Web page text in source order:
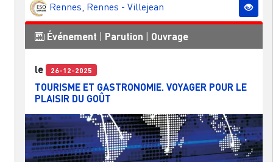
Rennes, Rennes - Villejean
Événement Parution Ouvrage
le 26-12-2025
TOURISME ET GASTRONOMIE. VOYAGER POUR LE
PLAISIR DU GOÛT